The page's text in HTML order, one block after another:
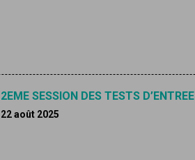
2EME SESSION DES TESTS D’ENTREE
22 août 2025